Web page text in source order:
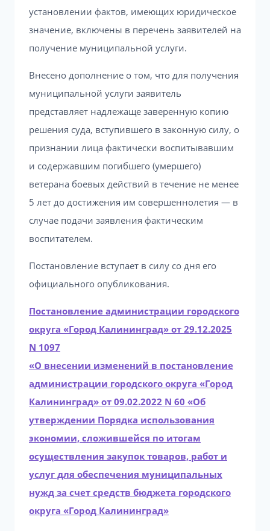
установлении фактов, имеющих юридическое
значение, включены в перечень заявителей на
получение муниципальной услуги.
Внесено дополнение о том, что для получения
муниципальной услуги заявитель
представляет надлежаще заверенную копию
решения суда, вступившего в законную силу, о
признании лица фактически воспитывавшим
и содержавшим погибшего (умершего)
ветерана боевых действий в течение не менее
5 лет до достижения им совершеннолетия — в
случае подачи заявления фактическим
воспитателем.
Постановление вступает в силу со дня его
официального опубликования.
Постановление администрации городского
округа «Город Калининград» от 29.12.2025
N 1097
«О внесении изменений в постановление
администрации городского округа «Город
Калининград» от 09.02.2022 N 60 «Об
утверждении Порядка использования
экономии, сложившейся по итогам
осуществления закупок товаров, работ и
услуг для обеспечения муниципальных
нужд за счет средств бюджета городского
округа «Город Калининград»